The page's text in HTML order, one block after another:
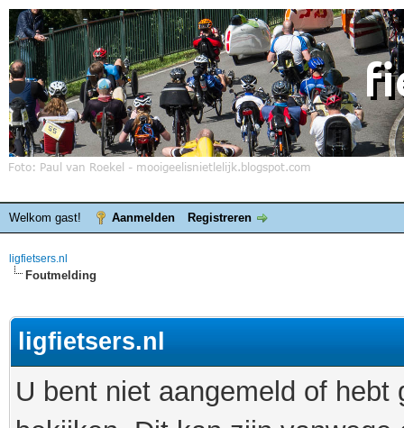
Welkom gast! Aanmelden Registreren
ligfietsers.nl
Foutmelding
ligfietsers.nl
U bent niet aangemeld of